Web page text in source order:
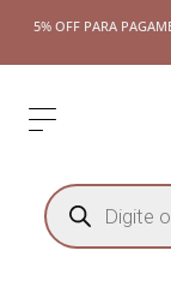
5% OFF PARA